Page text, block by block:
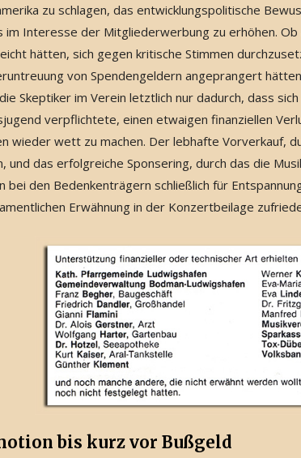
zu schlagen, das entwicklungspolitische
im Interesse der Mitgliederwerbung zu erhöhen.
hätten, sich gegen kritische Stimmen
von Spendengeldern angeprangert
Skeptiker im Verein letztlich nur dadurch, dass
verpflichtete, einen etwaigen finanziellen
wieder wett zu machen. Der lebhafte Vorverkauf,
und das erfolgreiche Sponsering, durch das die
bei den Bedenkenträgern schließlich für
Erwähnung in der Konzertbeilage
bis kurz vor Bußgeld